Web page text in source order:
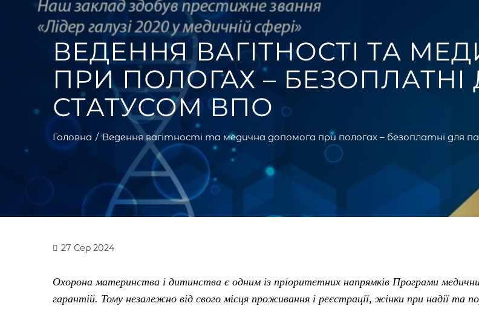
ВЕДЕННЯ ВАГІТНОСТІ ТА
ПРИ ПОЛОГАХ – БЕЗОПЛАТНІ
СТАТУСОМ ВПО
Головна Ведення вагітності та медична допомога при пологах – безоплатні для
27 Сер 2024
Охорона материнства і дитинства є одним із пріоритетних напрямків Програми
гарантій. Тому незалежно від свого місця проживання і реєстрації, жінки при надії та